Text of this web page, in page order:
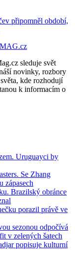
připomněl období,
sleduje svět
novinky, rozbory
kde rozhodují
k informacím o
Uruguayci by
Se Zhang
zápasech
Brazilský obránce
porazil právě ve
sezonou odpočívá
v zelených šatech
popisuje kulturní